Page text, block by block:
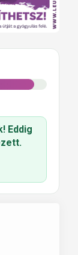
Eddig